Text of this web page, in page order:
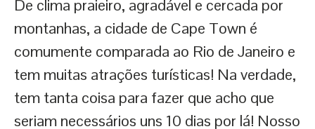
De clima praieiro, agradável e cercada por
montanhas, a cidade de Cape Town é
comumente comparada ao Rio de Janeiro e
tem muitas atrações turísticas! Na verdade,
tem tanta coisa para fazer que acho que
seriam necessários uns 10 dias por lá! Nosso